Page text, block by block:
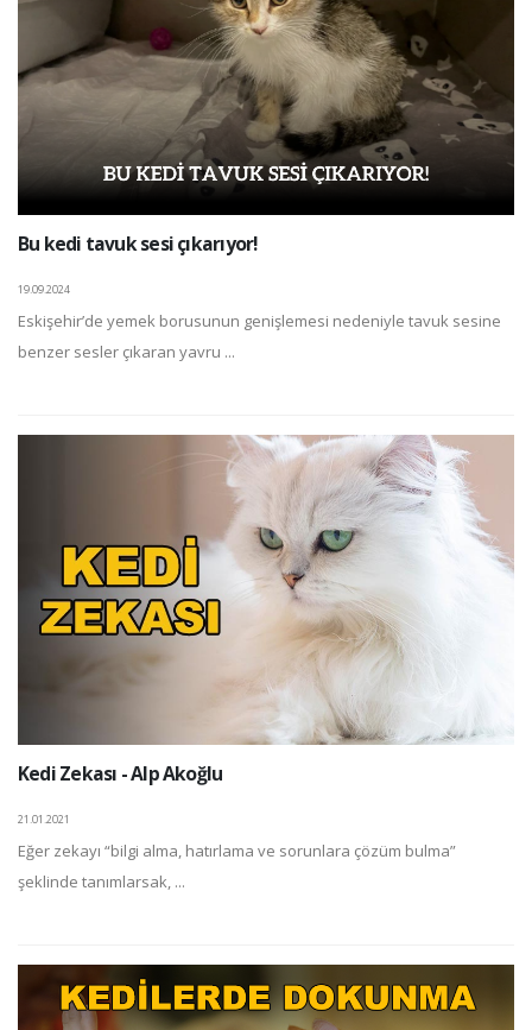
Bu kedi tavuk sesi çıkarıyor!
19.09.2024
Eskişehir’de yemek borusunun genişlemesi nedeniyle tavuk sesine
benzer sesler çıkaran yavru ...
Kedi Zekası - Alp Akoğlu
21.01.2021
Eğer zekayı “bilgi alma, hatırlama ve sorunlara çözüm bulma”
şeklinde tanımlarsak, ...